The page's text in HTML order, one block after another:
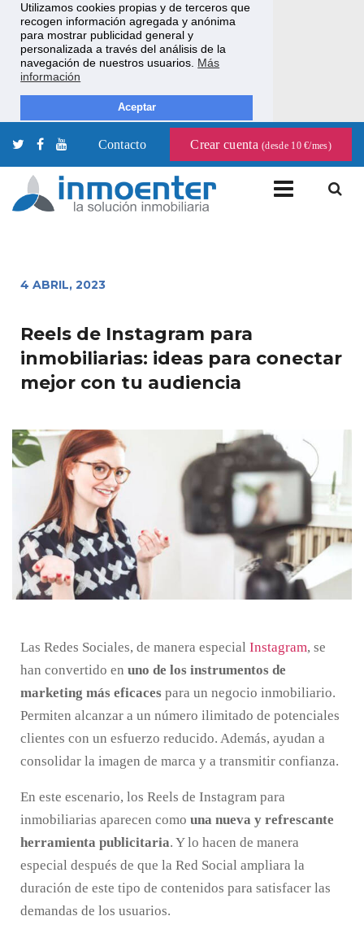
Utilizamos cookies propias y de terceros que
recogen información agregada y anónima
para mostrar publicidad general y
personalizada a través del análisis de la
navegación de nuestros usuarios. Más
información
Aceptar
Contacto Crear cuenta(desde 10 €/mes)
4 ABRIL, 2023
Reels de Instagram para
inmobiliarias: ideas para conectar
mejor con tu audiencia
Las Redes Sociales, de manera especial Instagram, se
han convertido en uno de los instrumentos de
marketing más eficaces para un negocio inmobiliario.
Permiten alcanzar a un número ilimitado de potenciales
clientes con un esfuerzo reducido. Además, ayudan a
consolidar la imagen de marca y a transmitir confianza.
En este escenario, los Reels de Instagram para
inmobiliarias aparecen como una nueva y refrescante
herramienta publicitaria. Y lo hacen de manera
especial después de que la Red Social ampliara la
duración de este tipo de contenidos para satisfacer las
demandas de los usuarios.